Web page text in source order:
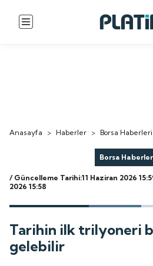
Anasayfa > Haberler > Borsa Haberleri
Borsa
/ Güncelleme Tarihi:11 Haziran 2026
2026 15:58
Tarihin ilk trilyoneri
gelebilir